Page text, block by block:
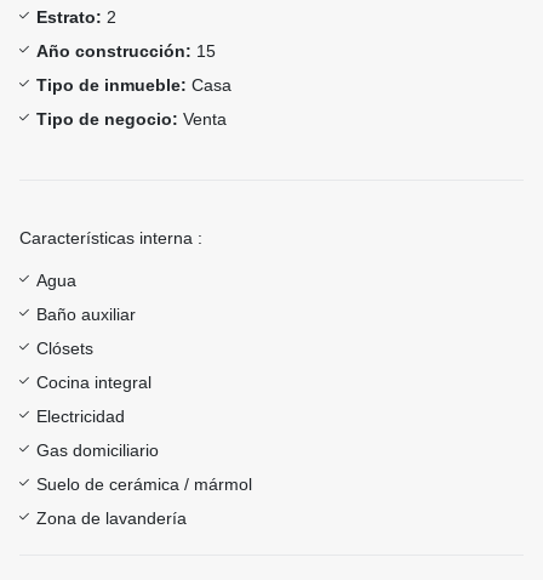
Estrato: 2
Año construcción: 15
Tipo de inmueble: Casa
Tipo de negocio: Venta
Características interna :
Agua
Baño auxiliar
Clósets
Cocina integral
Electricidad
Gas domiciliario
Suelo de cerámica / mármol
Zona de lavandería